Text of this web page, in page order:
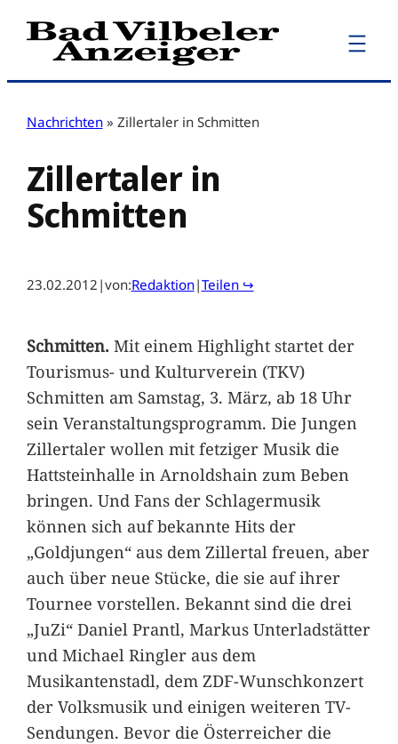
Zum
Inhalt
Nachrichten » Zillertaler in Schmitten
Zillertaler in
Schmitten
23.02.2012 |von:Redaktion|Teilen ↪
Schmitten.Mit einem Highlight startet der
Tourismus- und Kulturverein (TKV)
Schmitten am Samstag, 3. März, ab 18 Uhr
sein Veranstaltungsprogramm. Die Jungen
Zillertaler wollen mit fetziger Musik die
Hattsteinhalle in Arnoldshain zum Beben
bringen. Und Fans der Schlagermusik
können sich auf bekannte Hits der
„Goldjungen“ aus dem Zillertal freuen, aber
auch über neue Stücke, die sie auf ihrer
Tournee vorstellen. Bekannt sind die drei
„JuZi“ Daniel Prantl, Markus Unterladstätter
und Michael Ringler aus dem
Musikantenstadl, dem ZDF-Wunschkonzert
der Volksmusik und einigen weiteren TV-
Sendungen. Bevor die Österreicher die